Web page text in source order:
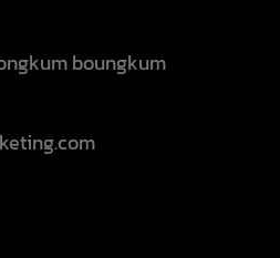
boungkum